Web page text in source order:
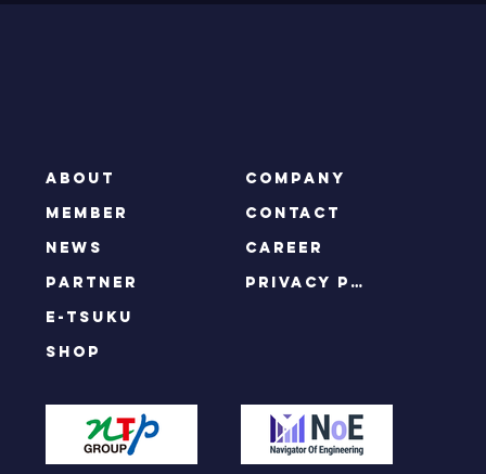
ABOUT
MEMBER
NEWS
PARTNER
e-tsuku
SHOP
COMPANY
CONTACT
CAREER
privacy policy